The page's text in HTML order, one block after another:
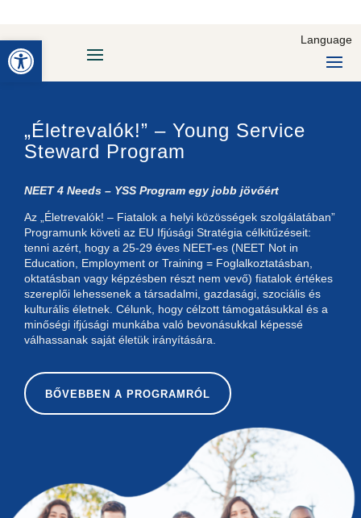
Language
„Életrevalók!” – Young Service
Steward Program
NEET 4 Needs – YSS Program egy jobb jövőért
Az „Életrevalók! – Fiatalok a helyi közösségek szolgálatában”
Programunk követi az EU Ifjúsági Stratégia célkitűzéseit:
tenni azért, hogy a 25-29 éves NEET-es (NEET Not in
Education, Employment or Training = Foglalkoztatásban,
oktatásban vagy képzésben részt nem vevő) fiatalok értékes
szereplői lehessenek a társadalmi, gazdasági, szociális és
kulturális életnek. Célunk, hogy célzott támogatásukkal és a
minőségi ifjúsági munkába való bevonásukkal képessé
válhassanak saját életük irányítására.
BŐVEBBEN A PROGRAMRÓL
Eszköztár megnyitása